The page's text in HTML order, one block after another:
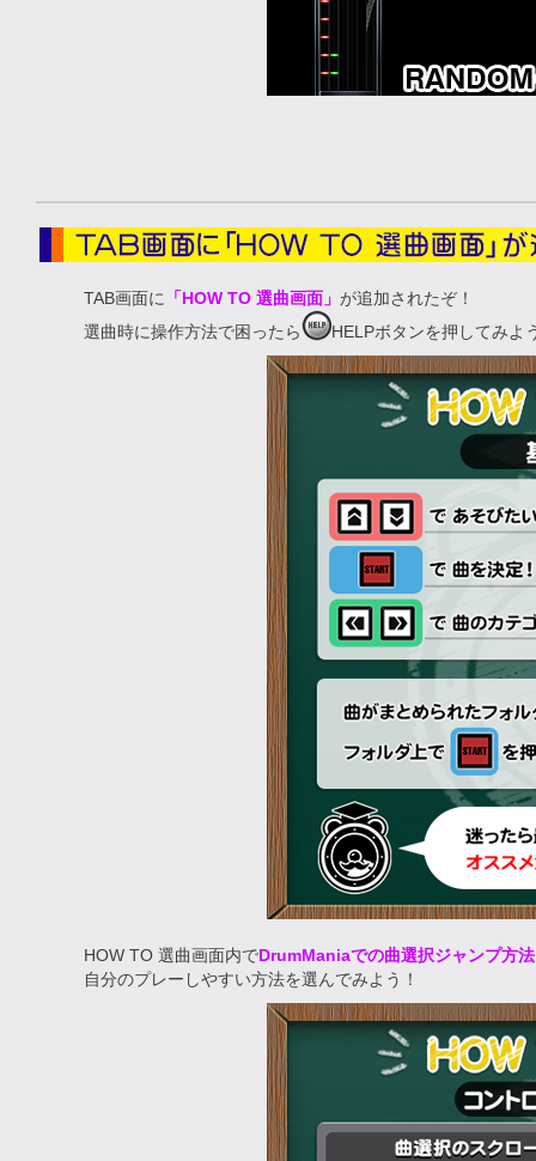
TAB画面に 「HOW TO 選曲画面」 が追加されたぞ！
選曲時に操作方法で困ったら
HELPボタンを押してみよ
HOW TO 選曲画面内でDrumManiaでの曲選択ジャンプ方
自分のプレーしやすい方法を選んでみよう！